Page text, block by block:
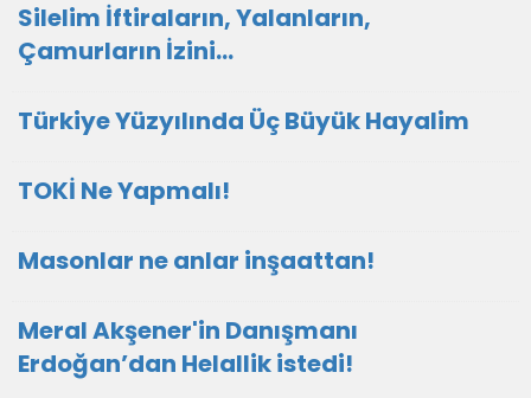
Silelim İftiraların, Yalanların,
Çamurların İzini…
Türkiye Yüzyılında Üç Büyük Hayalim
TOKİ Ne Yapmalı!
Masonlar ne anlar inşaattan!
Meral Akşener'in Danışmanı
Erdoğan’dan Helallik istedi!